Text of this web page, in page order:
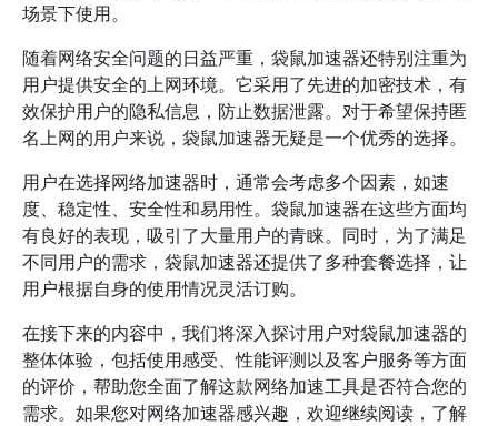
场景下使用。
随着网络安全问题的日益严重，袋鼠加速器还特别注重为
用户提供安全的上网环境。它采用了先进的加密技术，有
效保护用户的隐私信息，防止数据泄露。对于希望保持匿
名上网的用户来说，袋鼠加速器无疑是一个优秀的选择。
用户在选择网络加速器时，通常会考虑多个因素，如速
度、稳定性、安全性和易用性。袋鼠加速器在这些方面均
有良好的表现，吸引了大量用户的青睐。同时，为了满足
不同用户的需求，袋鼠加速器还提供了多种套餐选择，让
用户根据自身的使用情况灵活订购。
在接下来的内容中，我们将深入探讨用户对袋鼠加速器的
整体体验，包括使用感受、性能评测以及客户服务等方面
的评价，帮助您全面了解这款网络加速工具是否符合您的
需求。如果您对网络加速器感兴趣，欢迎继续阅读，了解